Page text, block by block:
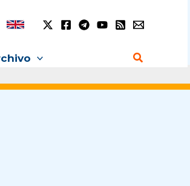
Buscar